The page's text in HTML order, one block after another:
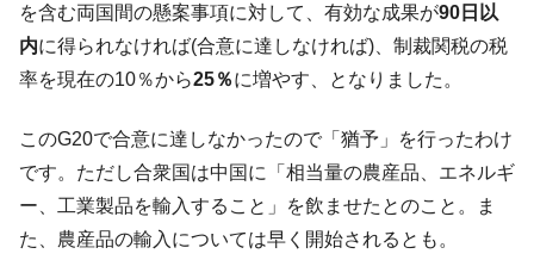
『Money1』
韓国「ここは北朝鮮なのか。選管がサーバ
ーにウソのデータを入力したのは明白だ」
『Money1』
韓国･李在明さっそく不動産対策で浅薄な発
韓国は「中国と同じく」投資に不適格な国
だ。
『韓国銀行』が「金の保有量を増やしま
す」⇒「金を経由するドル入手」手段ではないのか？
を含む両国間の懸案事項に対して、有効な成果が90日以
内に得られなければ(合意に達しなければ)、制裁関税の税
率を現在の10％から25％に増やす、となりました。
このG20で合意に達しなかったので「猶予」を行ったわけ
です。ただし合衆国は中国に「相当量の農産品、エネルギ
ー、工業製品を輸入すること」を飲ませたとのこと。ま
た、農産品の輸入については早く開始されるとも。